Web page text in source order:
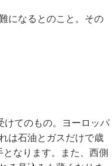
になるとのこと。その
けてのもの。ヨーロッパ
は石油とガスだけで歳
なります。また、西側